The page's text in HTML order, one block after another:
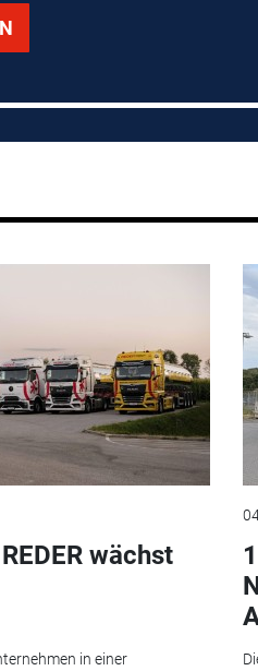
wächst
in einer